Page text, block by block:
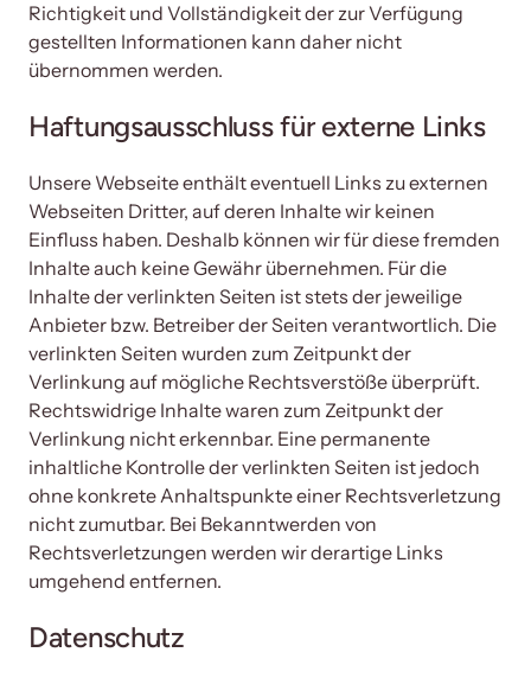
Richtigkeit und Vollständigkeit der zur Verfügung
gestellten Informationen kann daher nicht
übernommen werden.
Haftungsausschluss für externe Links
Unsere Webseite enthält eventuell Links zu externen
Webseiten Dritter, auf deren Inhalte wir keinen
Einfluss haben. Deshalb können wir für diese fremden
Inhalte auch keine Gewähr übernehmen. Für die
Inhalte der verlinkten Seiten ist stets der jeweilige
Anbieter bzw. Betreiber der Seiten verantwortlich. Die
verlinkten Seiten wurden zum Zeitpunkt der
Verlinkung auf mögliche Rechtsverstöße überprüft.
Rechtswidrige Inhalte waren zum Zeitpunkt der
Verlinkung nicht erkennbar. Eine permanente
inhaltliche Kontrolle der verlinkten Seiten ist jedoch
ohne konkrete Anhaltspunkte einer Rechtsverletzung
nicht zumutbar. Bei Bekanntwerden von
Rechtsverletzungen werden wir derartige Links
umgehend entfernen.
Datenschutz